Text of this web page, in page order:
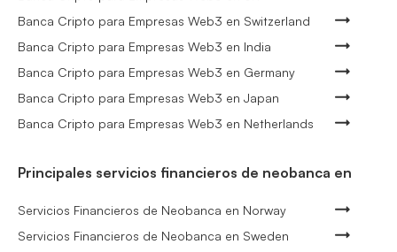
Banca Cripto para Empresas Web3 en Switzerland
Banca Cripto para Empresas Web3 en India
Banca Cripto para Empresas Web3 en Germany
Banca Cripto para Empresas Web3 en Japan
Banca Cripto para Empresas Web3 en Netherlands
Principales servicios financieros de neobanca en
Servicios Financieros de Neobanca en Norway
Servicios Financieros de Neobanca en Sweden